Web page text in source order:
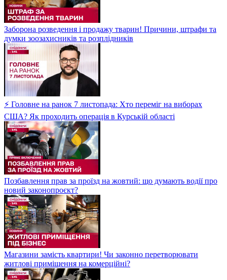
Заборона розведення і продажу тварин! Причини, штрафи та
думки зоозахисників та розплідників
⚡ Головне на ранок 7 листопада: Хто переміг на виборах
США? Як проходить операція в Курській області
Позбавлення прав за проїзд на жовтий: що думають водії про
новий законопроєкт?
Магазини замість квартири! Чи законно перетворювати
житлові приміщення на комерційні?